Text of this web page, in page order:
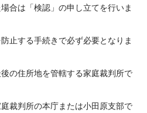
合は「検認」の申し立てを行いま
止する手続きで必ず必要となりま
の住所地を管轄する家庭裁判所で
裁判所の本庁または小田原支部で